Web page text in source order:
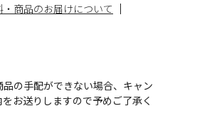
・商品のお届けについて
の手配ができない場合、キャン
お送りしますので予めご了承く